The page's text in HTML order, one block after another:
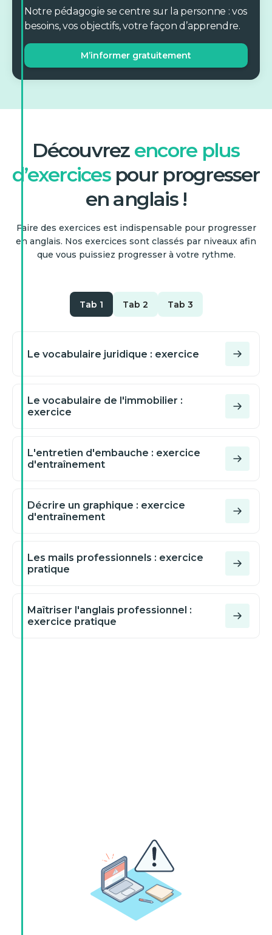
Notre pédagogie se centre sur la personne : vos
besoins, vos objectifs, votre façon d’apprendre.
M’informer gratuitement
Découvrez encore plus
d’exercicespour progresser
en anglais !
Faire des exercices est indispensable pour progresser
en anglais. Nos exercices sont classés par niveaux afin
que vous puissiez progresser à votre rythme.
Tab 1 Tab 2 Tab 3
Le vocabulaire juridique : exercice
Le vocabulaire de l'immobilier :
exercice
L'entretien d'embauche : exercice
d'entraînement
Décrire un graphique : exercice
d'entraînement
Les mails professionnels : exercice
pratique
Maîtriser l'anglais professionnel :
exercice pratique